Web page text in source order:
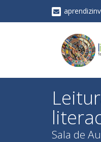
Sala de